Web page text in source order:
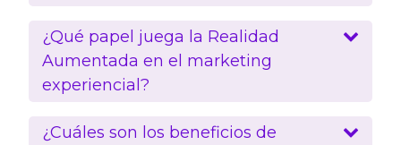
¿Qué papel juega la Realidad
Aumentada en el marketing
experiencial?
¿Cuáles son los beneficios de